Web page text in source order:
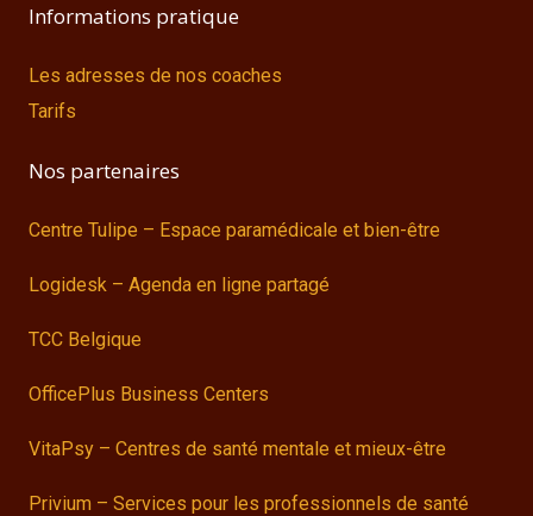
Informations pratique
Les adresses de nos coaches
Tarifs
Nos partenaires
Centre Tulipe – Espace paramédicale et bien-être
Logidesk – Agenda en ligne partagé
TCC Belgique
OfficePlus Business Centers
VitaPsy – Centres de santé mentale et mieux-être
Privium – Services pour les professionnels de santé